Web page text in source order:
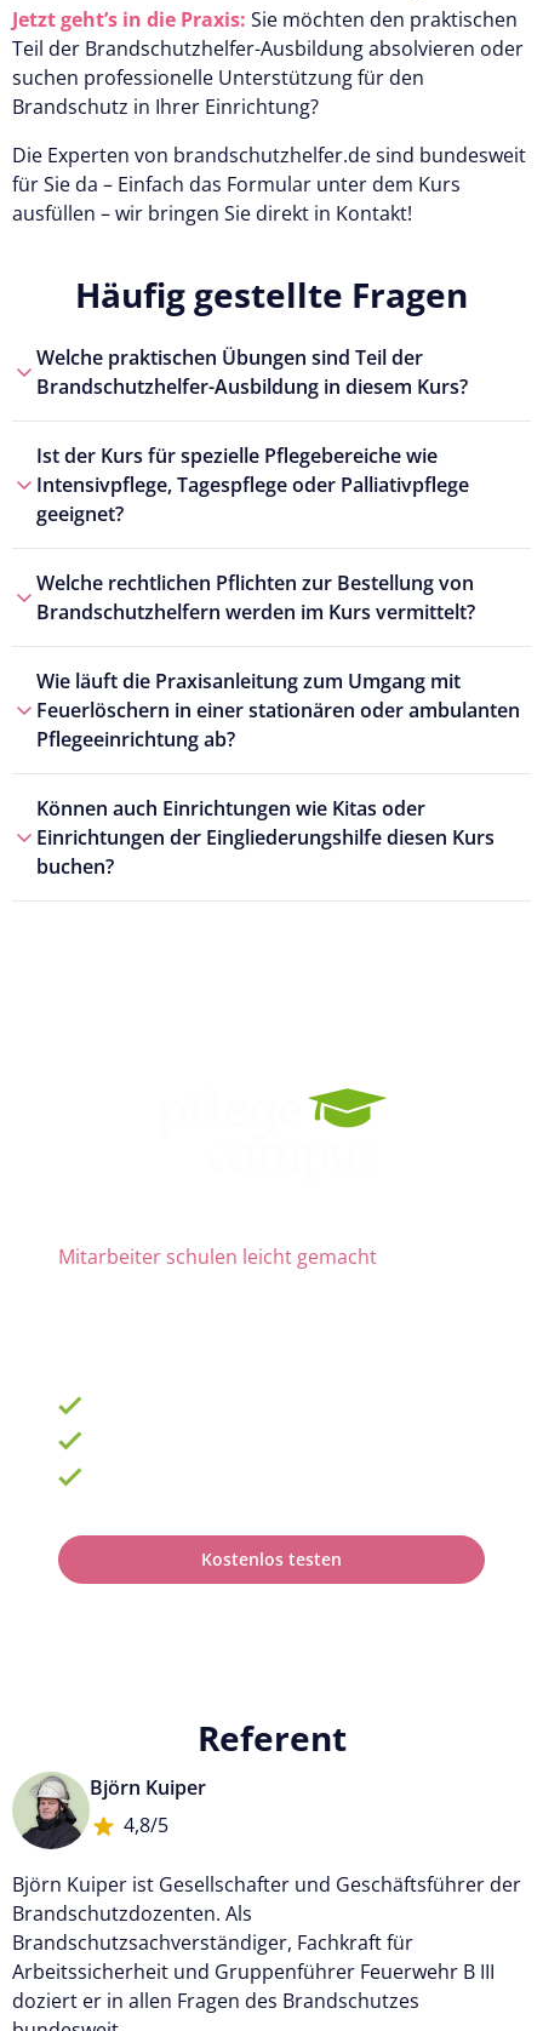
Jetzt geht’s in die Praxis: Sie möchten den praktischen
Teil der Brandschutzhelfer-Ausbildung absolvieren oder
suchen professionelle Unterstützung für den
Brandschutz in Ihrer Einrichtung?
Die Experten von brandschutzhelfer.de sind bundesweit
für Sie da – Einfach das Formular unter dem Kurs
ausfüllen – wir bringen Sie direkt in Kontakt!
Häufig gestellte Fragen
Welche praktischen Übungen sind Teil der
Brandschutzhelfer-Ausbildung in diesem Kurs?
Ist der Kurs für spezielle Pflegebereiche wie
Intensivpflege, Tagespflege oder Palliativpflege
geeignet?
Welche rechtlichen Pflichten zur Bestellung von
Brandschutzhelfern werden im Kurs vermittelt?
Wie läuft die Praxisanleitung zum Umgang mit
Feuerlöschern in einer stationären oder ambulanten
Pflegeeinrichtung ab?
Können auch Einrichtungen wie Kitas oder
Einrichtungen der Eingliederungshilfe diesen Kurs
buchen?
Mitarbeiter schulen leicht gemacht
Kostenlos testen
Referent
Björn Kuiper
4,8/5
Björn Kuiper ist Gesellschafter und Geschäftsführer der
Brandschutzdozenten. Als
Brandschutzsachverständiger, Fachkraft für
Arbeitssicherheit und Gruppenführer Feuerwehr B III
doziert er in allen Fragen des Brandschutzes